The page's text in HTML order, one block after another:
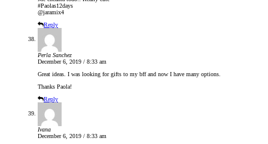
#Paolas12days
@jaramix4
Reply
Perla Sanchez
December 6, 2019 / 8:33 am
Great ideas. I was looking for gifts to my bff and now I have many options.
Thanks Paola!
Reply
Ivana
December 6, 2019 / 8:33 am